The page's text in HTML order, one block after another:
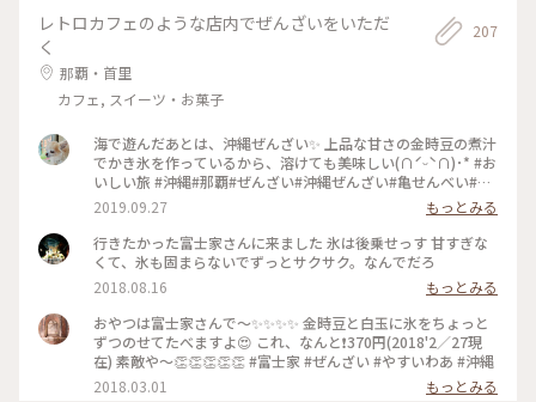
レトロカフェのような店内でぜんざいをいただ
く
那覇・首里
カフェ, スイーツ・お菓子
207
海で遊んだあとは、沖縄ぜんざい✨ 上品な甘さの金時豆の煮汁
でかき氷を作っているから、溶けても美味しい(∩ˊᵕˋ∩)･* #お
いしい旅 #沖縄#那覇#ぜんざい#沖縄ぜんざい#亀せんべい#ゴ
ーラー隊#かき氷
2019.09.27
もっとみる
行きたかった富士家さんに来ました 氷は後乗せっす 甘すぎな
くて、氷も固まらないでずっとサクサク。なんでだろ
2018.08.16
もっとみる
おやつは富士家さんで～✨✨✨✨ 金時豆と白玉に氷をちょっと
ずつのせてたべますよ😍 これ、なんと❗370円(2018'2／27現
在) 素敵や～👏👏👏👏👏 #富士家 #ぜんざい #やすいわあ #沖縄
2018.03.01
もっとみる